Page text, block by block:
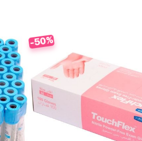
-50%